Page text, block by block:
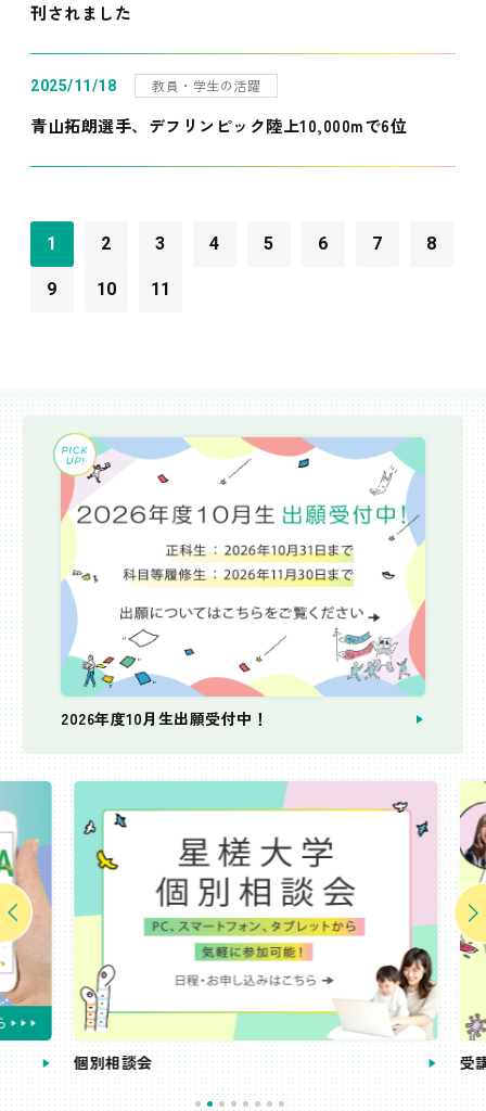
刊されました
2025/11/18 教員・学生の活躍
青山拓朗選手、デフリンピック陸上10,000mで6位
1 2 3 4 5 6 7 8
9 10 11
2026年度10月生出願受付中！
個別相談会 受講